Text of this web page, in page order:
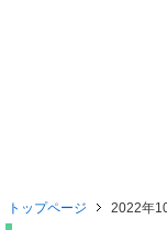
トップページ 2022年